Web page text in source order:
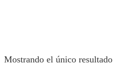
Mostrando el único resultado